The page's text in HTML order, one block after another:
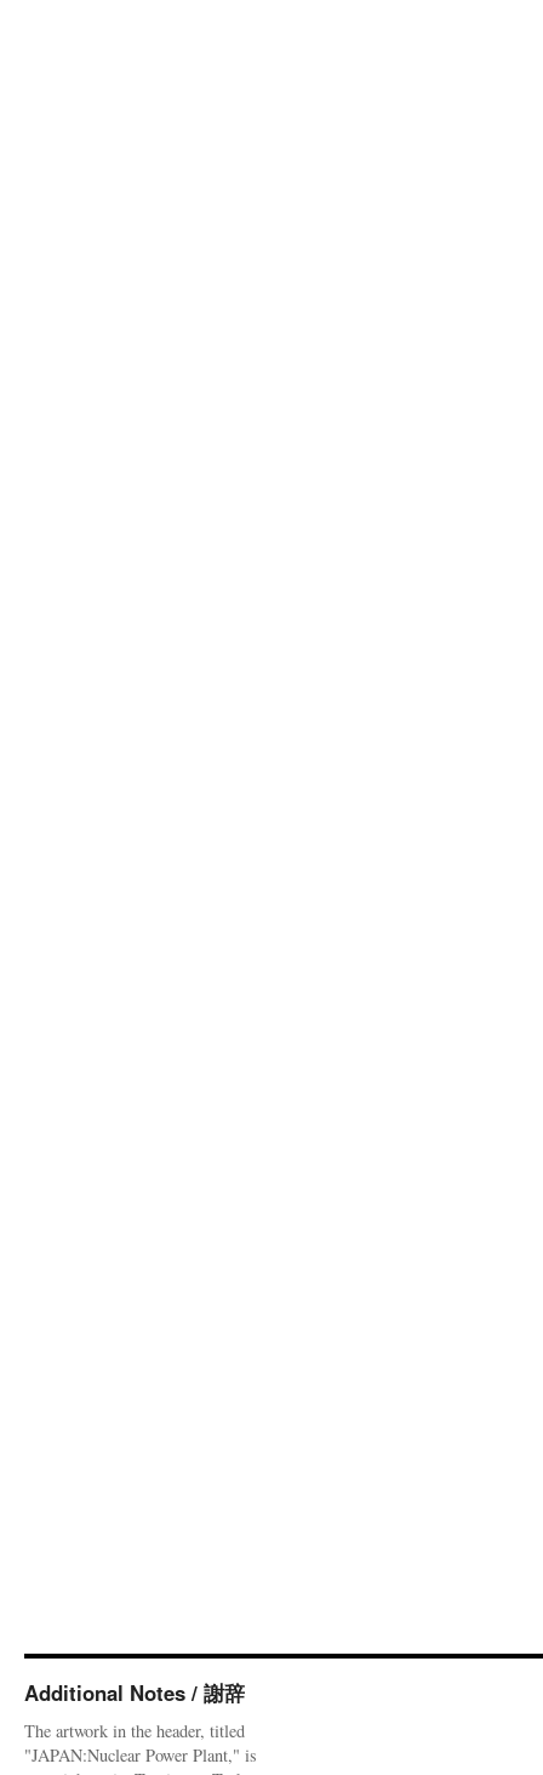
Additional Notes / 謝辞
The artwork in the header, titled
"JAPAN:Nuclear Power Plant," is